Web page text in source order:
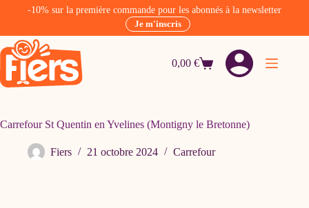
-10% sur la première commande pour les abonnés à la newsletter
Je m'inscris
Passer
au
contenu
Panier
0,00€
Carrefour St Quentin en Yvelines (Montigny le Bretonne)
Fiers 21 octobre 2024 Carrefour